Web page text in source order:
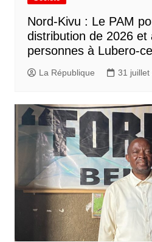
Nord-Kivu : Le PAM
distribution de 2026 et
personnes à Lubero-
La République 31 juillet